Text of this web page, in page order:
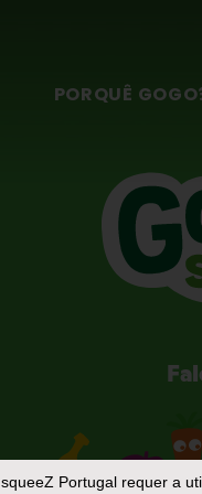
PORQUÊ
Portugal requer a